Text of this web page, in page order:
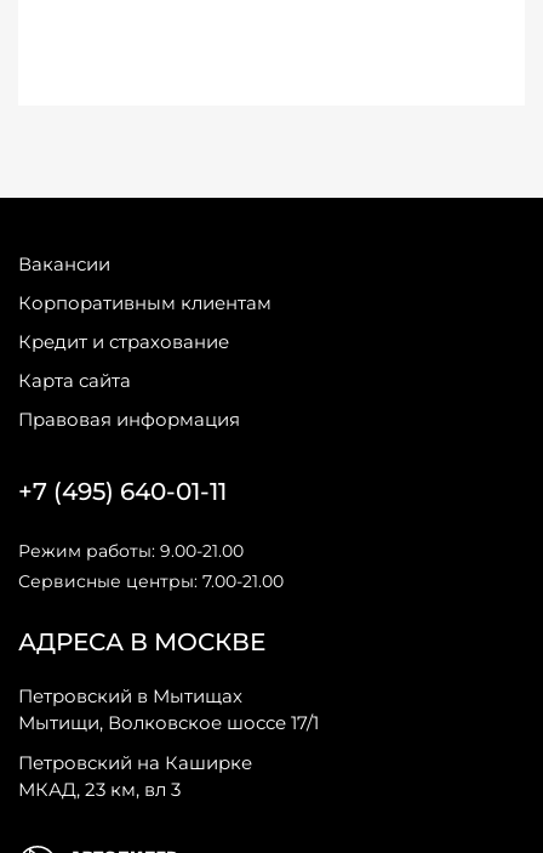
Вакансии
Корпоративным клиентам
Кредит и страхование
Карта сайта
Правовая информация
АДРЕСА В МОСКВЕ
Петровский в Мытищах
Мытищи, Волковское шоссе 17/1
Петровский на Каширке
МКАД, 23 км, вл 3
+7 (495) 640-01-11
Режим работы: 9.00-21.00
Сервисные центры: 7.00-21.00